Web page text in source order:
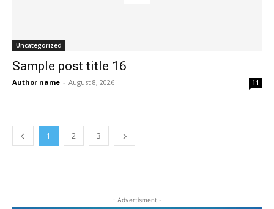
Uncategorized
Sample post title 16
Author name - August 8, 2026 11
1 2 3
- Advertisment -